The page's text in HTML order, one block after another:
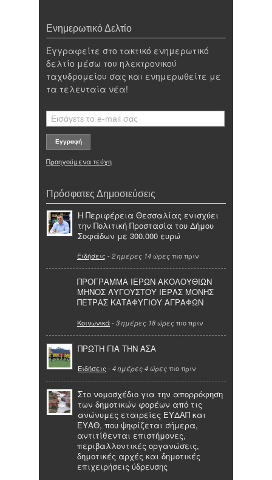
Ενημερωτικό Δελτίο
Εγγραφείτε στο τακτικό ενημερωτικό
δελτίο μέσω του ηλεκτρονικού
ταχυδρομείου σας και ενημερωθείτε με
τα τελευταία νέα!
Προηγούμενα τεύχη
Πρόσφατες Δημοσιεύσεις
Η Περιφέρεια Θεσσαλίας ενισχύει
την Πολιτική Προστασία του Δήμου
Σοφάδων με 300.000 ευρώ
Ειδήσεις - 2 ημέρες 14 ώρες πιο πριν
ΠΡΟΓΡΑΜΜΑ ΙΕΡΩΝ ΑΚΟΛΟΥΘΙΩΝ
ΜΗΝΟΣ ΑΥΓΟΥΣΤΟΥ ΙΕΡΑΣ ΜΟΝΗΣ
ΠΕΤΡΑΣ ΚΑΤΑΦΥΓΙΟΥ ΑΓΡΑΦΩΝ
Κοινωνικά- 3 ημέρες 18 ώρες πιο πριν
ΠΡΩΤΗ ΓΙΑ ΤΗΝ ΑΣΑ
Ειδήσεις - 4 ημέρες 4 ώρες πιο πριν
Στο νομοσχέδιο για την απορρόφηση
των δημοτικών φορέων από τις
ανώνυμες εταιρείες ΕΥΔΑΠ και
ΕΥΑΘ, που ψηφίζεται σήμερα,
αντιτίθενται επιστήμονες,
περιβαλλοντικές οργανώσεις,
δημοτικές αρχές και δημοτικές
επιχειρήσεις ύδρευσης